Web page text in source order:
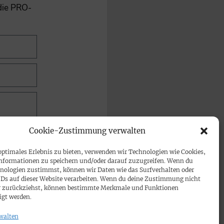
Cookie-Zustimmung verwalten
Erlebnis zu bieten, verwenden wir Technologien wie Cookies,
zu speichern und/oder darauf zuzugreifen. Wenn du
zustimmst, können wir Daten wie das Surfverhalten oder
auf dieser Website verarbeiten. Wenn du deine Zustimmung nicht
zurückziehst, können bestimmte Merkmale und Funktionen
werden.
PRO-